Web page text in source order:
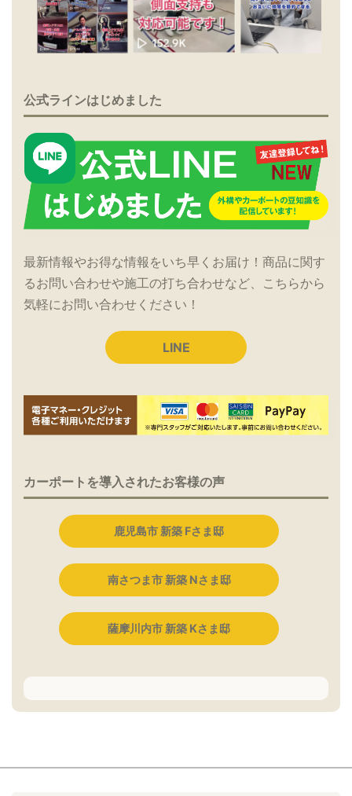
公式ラインはじめました
最新情報やお得な情報をいち早くお届け！商品に関す
るお問い合わせや施工の打ち合わせなど、こちらから
気軽にお問い合わせください！
LINE
カーポートを導入されたお客様の声
鹿児島市 新築 Fさま邸
南さつま市 新築 Nさま邸
薩摩川内市 新築 Kさま邸